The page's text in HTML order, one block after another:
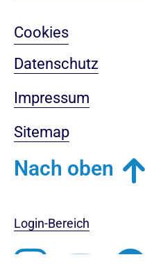
Cookies
Datenschutz
Impressum
Sitemap
Nach oben
Login-Bereich